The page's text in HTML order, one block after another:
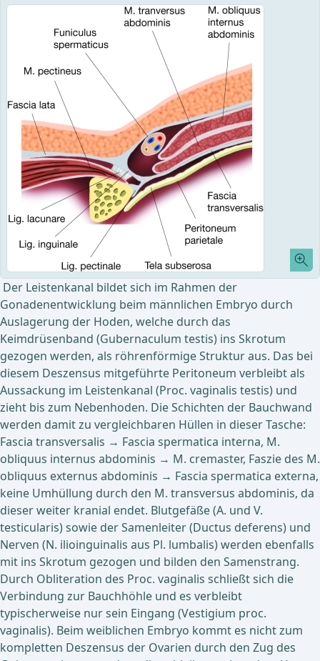
Der Leistenkanal bildet sich im Rahmen der
Gonadenentwicklung beim männlichen Embryo durch
Auslagerung der Hoden, welche durch das
Keimdrüsenband (Gubernaculum testis) ins Skrotum
gezogen werden, als röhrenförmige Struktur aus. Das bei
diesem Deszensus mitgeführte Peritoneum verbleibt als
Aussackung im Leistenkanal (Proc. vaginalis testis) und
zieht bis zum Nebenhoden. Die Schichten der Bauchwand
werden damit zu vergleichbaren Hüllen in dieser Tasche:
Fascia transversalis → Fascia spermatica interna, M.
obliquus internus abdominis → M. cremaster, Faszie des M.
obliquus externus abdominis → Fascia spermatica externa,
keine Umhüllung durch den M. transversus abdominis, da
dieser weiter kranial endet. Blutgefäße (A. und V.
testicularis) sowie der Samenleiter (Ductus deferens) und
Nerven (N. ilioinguinalis aus Pl. lumbalis) werden ebenfalls
mit ins Skrotum gezogen und bilden den Samenstrang.
Durch Obliteration des Proc. vaginalis schließt sich die
Verbindung zur Bauchhöhle und es verbleibt
typischerweise nur sein Eingang (Vestigium proc.
vaginalis). Beim weiblichen Embryo kommt es nicht zum
kompletten Deszensus der Ovarien durch den Zug des